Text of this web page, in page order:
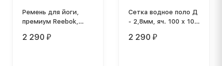
Ремень для йоги,
премиум Reebok,
RAYG-10026
2 290 ₽
Сетка водное поло Д
- 2,8мм, яч. 100 x 100,
0,90 x 3,00 x 1,00м.
2 290 ₽